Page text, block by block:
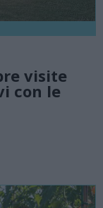
visite
con le